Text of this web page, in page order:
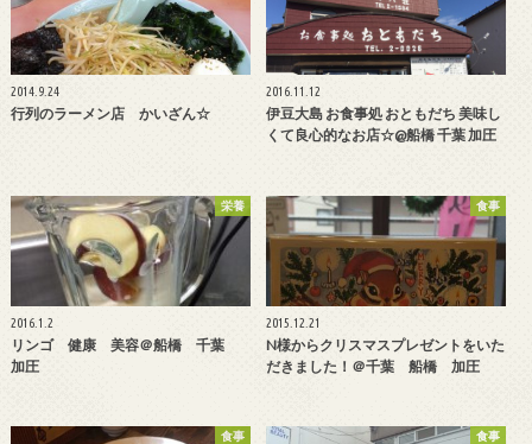
2014.9.24
行列のラーメン店 かいざん☆
2016.11.12
伊豆大島 お食事処 おともだち 美味し
くて良心的なお店☆@船橋 千葉 加圧
栄養
2016.1.2
リンゴ 健康 美容＠船橋 千葉
加圧
食事
2015.12.21
N様からクリスマスプレゼントをいた
だきました！＠千葉 船橋 加圧
食事 食事